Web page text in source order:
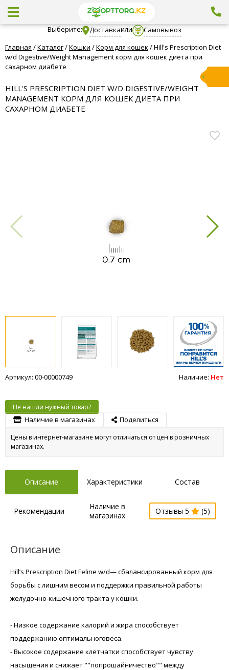
Выберите: Доставкаили
Самовывоз
Главная /Каталог/Кошки /Корм для кошек /Hill's Prescription Diet
w/d Digestive/Weight Management корм для кошек диета при
сахарном диабете
HILL'S PRESCRIPTION DIET W/D DIGESTIVE/WEIGHT
MANAGEMENT КОРМ ДЛЯ КОШЕК ДИЕТА ПРИ
САХАРНОМ ДИАБЕТЕ
Артикул: 00-00000749 Наличие: Нет
Не нашли нужный товар?
Наличие в магазинах Поделиться
Цены в интернет-магазине могут отличаться от цен в розничных
магазинах.
Описание Характеристики Состав
Рекомендации
Наличие в
магазинах
Отзывы 5 (5)
Описание
Hill’s Prescription Diet Feline w/d— сбалансированный корм для
борьбы с лишним весом и поддержки правильной работы
желудочно-кишечного тракта у кошки.
- Низкое содержание калорий и жира способствует
поддержанию оптимальноговеса.
- Высокое содержание клетчатки способствует чувству
насыщения и снижает ""попрошайничество"" между